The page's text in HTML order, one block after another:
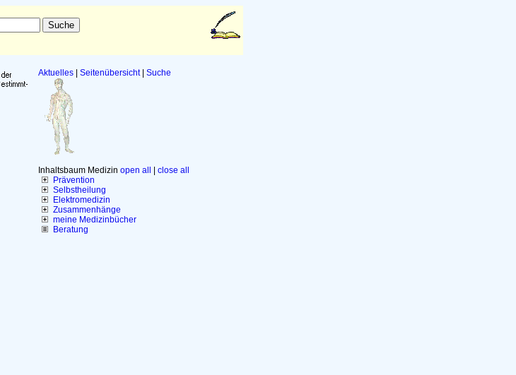
Aktuelles Seitenübersicht| Suche
Inhaltsbaum Medizin open all
close all
Prävention
Selbstheilung
Elektromedizin
Zusammenhänge
meine Medizinbücher
Beratung